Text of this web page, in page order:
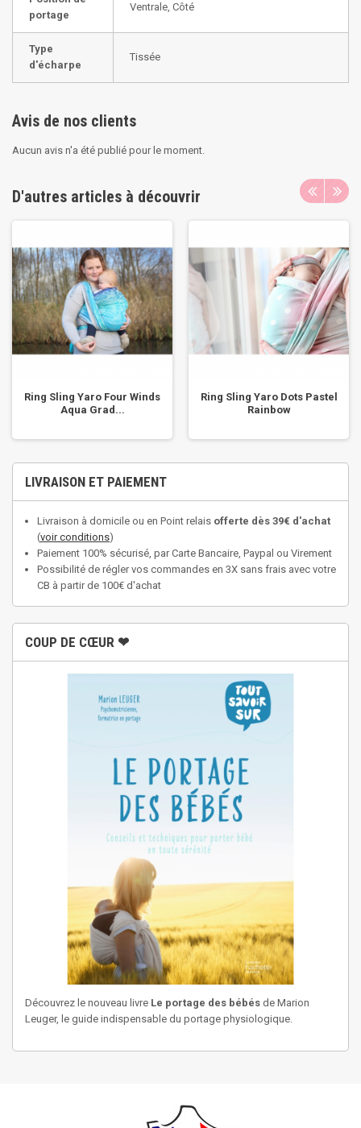
portage
Ventrale, Côté
Type
d'écharpe
Tissée
Avis de nos clients
Aucun avis n'a été publié pour le moment.
D'autres articles à découvrir
Ring Sling Yaro Four Winds
Aqua Grad...
Ring Sling Yaro Dots Pastel
Rainbow
LIVRAISON ET PAIEMENT
Livraison à domicile ou en Point relais offerte dès 39€ d'achat
(voir conditions)
Paiement 100% sécurisé, par Carte Bancaire, Paypal ou Virement
Possibilité de régler vos commandes en 3X sans frais avec votre
CB à partir de 100€ d'achat
COUP DE CŒUR ❤
Découvrez le nouveau livre Le portage des bébés de Marion
Leuger, le guide indispensable du portage physiologique.